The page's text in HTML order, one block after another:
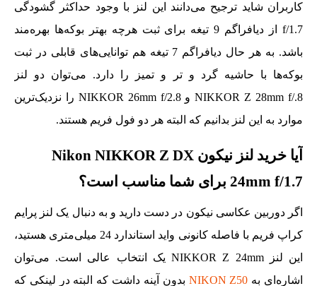
کاربران شاید ترجیح می‌دانند این لنز با وجود حداکثر گشودگی
f/1.7 از دیافراگم 9 تیغه برای ثبت هرچه بهتر بوکه‌ها بهره‌مند
باشد. به هر حال دیافراگم 7 تیغه هم توانایی‌های قابلی در ثبت
بوکه‌ها با حاشیه گرد و تر و تمیز را دارد. می‌توان دو لنز
NIKKOR Z 28mm f/.8 و NIKKOR 26mm f/2.8 را نزدیک‌ترین
موارد به این لنز بدانیم که البته هر دو فول فریم هستند.
آیا خرید لنز نیکون Nikon NIKKOR Z DX
24mm f/1.7 برای شما مناسب است؟
اگر دوربین عکاسی نیکون در دست دارید و به دنبال یک لنز پرایم
کراپ فریم با فاصله کانونی واید استاندارد 24 میلی‌متری هستید،
این لنز NIKKOR Z 24mm یک انتخاب عالی است. می‌توان
اشاره‌ای به NIKON Z50 بدون آینه داشت که البته در لینکی که